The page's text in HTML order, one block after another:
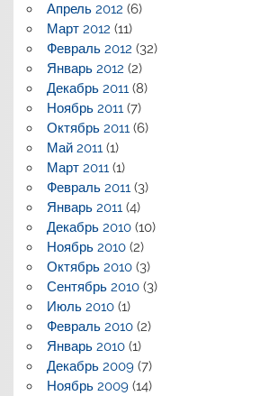
Апрель 2012 (6)
Март 2012 (11)
Февраль 2012 (32)
Январь 2012 (2)
Декабрь 2011(8)
Ноябрь 2011(7)
Октябрь 2011(6)
Май 2011(1)
Март 2011(1)
Февраль 2011(3)
Январь 2011(4)
Декабрь 2010(10)
Ноябрь 2010(2)
Октябрь 2010(3)
Сентябрь 2010(3)
Июль 2010(1)
Февраль 2010(2)
Январь 2010(1)
Декабрь 2009(7)
Ноябрь 2009(14)